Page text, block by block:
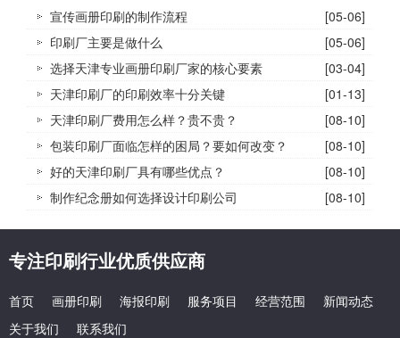
宣传画册印刷的制作流程
[05-06]
印刷厂主要是做什么
[05-06]
选择天津专业画册印刷厂家的核心要素
[03-04]
天津印刷厂的印刷效率十分关键
[01-13]
天津印刷厂费用怎么样？贵不贵？
[08-10]
包装印刷厂面临怎样的困局？要如何改变？
[08-10]
好的天津印刷厂具有哪些优点？
[08-10]
制作纪念册如何选择设计印刷公司
[08-10]
专注印刷行业优质供应商
首页 画册印刷 海报印刷 服务项目 经营范围
新闻动态
关于我们
联系我们